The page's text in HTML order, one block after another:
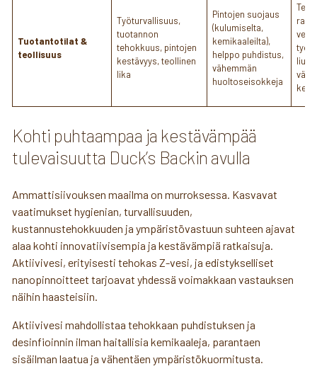
Tuotantotilat &
teollisuus
Työturvallisuus,
tuotannon
tehokkuus, pintojen
kestävyys, teollinen
lika
Pintojen suojaus
(kulumiselta,
kemikaaleilta),
helppo puhdistus,
vähemmän
huoltoseisokkeja
Kohti puhtaampaa ja kestävämpää
tulevaisuutta Duck’s Backin avulla
Ammattisiivouksen maailma on murroksessa. Kasvavat
vaatimukset hygienian, turvallisuuden,
kustannustehokkuuden ja ympäristövastuun suhteen ajavat
alaa kohti innovatiivisempia ja kestävämpiä ratkaisuja.
Aktiivivesi, erityisesti tehokas Z-vesi, ja edistykselliset
nanopinnoitteet tarjoavat yhdessä voimakkaan vastauksen
näihin haasteisiin.
Aktiivivesi mahdollistaa tehokkaan puhdistuksen ja
desinfioinnin ilman haitallisia kemikaaleja, parantaen
sisäilman laatua ja vähentäen ympäristökuormitusta.